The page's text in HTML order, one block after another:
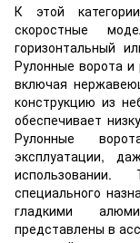
К этой
скоростные
горизонтальный
Рулонные ворота и
включая
конструкцию из
обеспечивает
Рулонные
эксплуатации,
специального
гладкими
представлены в